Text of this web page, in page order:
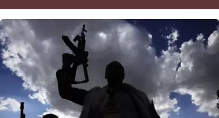
Cronaca
Cultura
Economia e Lavoro
Politica
Sanità